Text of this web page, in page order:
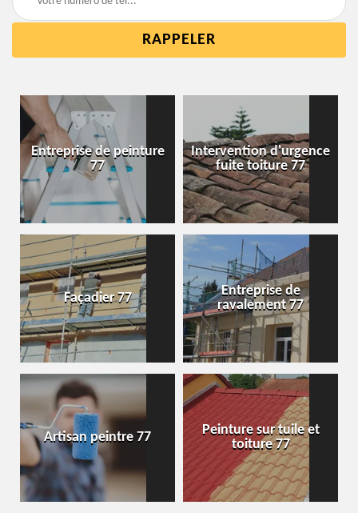
Entreprise de peinture
77
Intervention d'urgence
fuite toiture 77
Façadier 77
Entreprise de
ravalement 77
Artisan peintre 77
Peinture sur tuile et
toiture 77